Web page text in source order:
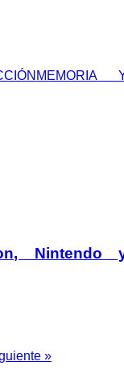
MEMORIA
Nintendo
»